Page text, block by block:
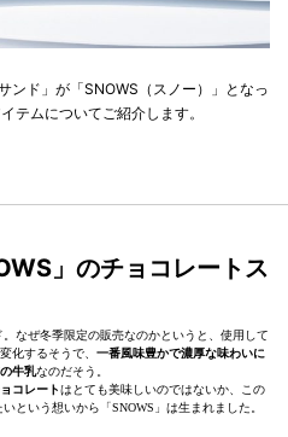
ンド」が「SNOWS（スノー）」となっ
テムについてご紹介します。
」のチョコレートス
。なぜ冬季限定の販売なのかというと、使用して
化するそうで、 一番風味豊かで濃厚な味わいに
牛乳なのだそう。
コレートはとても美味しいのではないか、この
という想いから「SNOWS」は生まれました。